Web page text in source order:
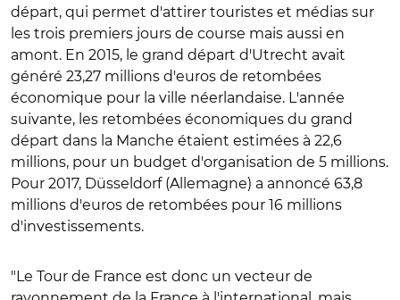
départ, qui permet d'attirer touristes et médias sur
les trois premiers jours de course mais aussi en
amont. En 2015, le grand départ d'Utrecht avait
généré 23,27 millions d'euros de retombées
économique pour la ville néerlandaise. L'année
suivante, les retombées économiques du grand
départ dans la Manche étaient estimées à 22,6
millions, pour un budget d'organisation de 5 millions.
Pour 2017, Düsseldorf (Allemagne) a annoncé 63,8
millions d'euros de retombées pour 16 millions
d'investissements.
"Le Tour de France est donc un vecteur de